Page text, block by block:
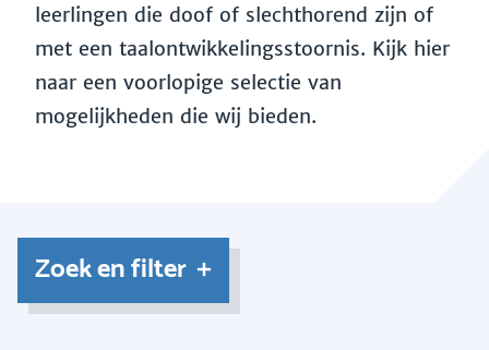
leerlingen die doof of slechthorend zijn of
met een taalontwikkelingsstoornis. Kijk hier
naar een voorlopige selectie van
mogelijkheden die wij bieden.
Zoek en filter